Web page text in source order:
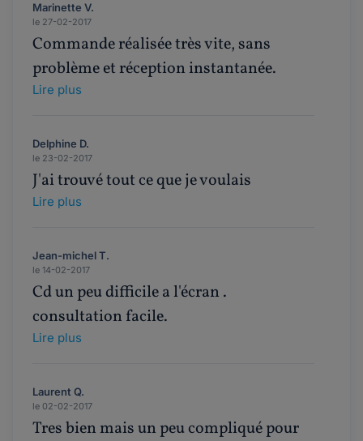
Marinette V.
le 27-02-2017
Commande réalisée très vite, sans
problème et réception instantanée.
Lire plus
Delphine D.
le 23-02-2017
J'ai trouvé tout ce que je voulais
Lire plus
Jean-michel T.
le 14-02-2017
Cd un peu difficile a l'écran .
consultation facile.
Lire plus
Laurent Q.
le 02-02-2017
Tres bien mais un peu compliqué pour